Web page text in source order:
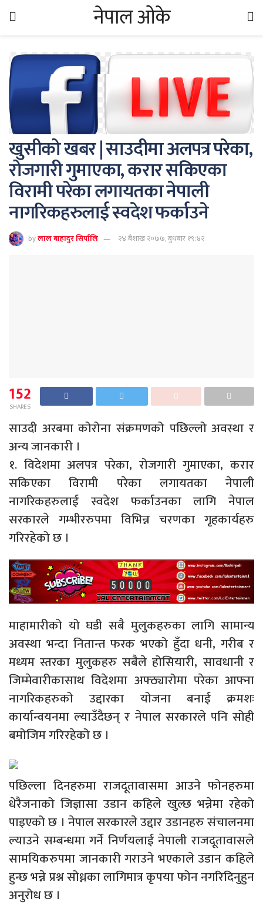
नेपाल ओके
खुसीको खबर | साउदीमा अलपत्र परेका,
रोजगारी गुमाएका, करार सकिएका
विरामी परेका लगायतका नेपाली
नागरिकहरुलाई स्वदेश फर्काउने
byलाल बाहादुर सिर्पालि २४ बैशाख २०७७, बुधबार १९:४२
152
SHARES
साउदी अरबमा कोरोना संक्रमणको पछिल्लो अवस्था र
अन्य जानकारी ।
१. विदेशमा अलपत्र परेका, रोजगारी गुमाएका, करार
सकिएका विरामी परेका लगायतका नेपाली
नागरिकहरुलाई स्वदेश फर्काउनका लागि नेपाल
सरकारले गम्भीररुपमा विभिन्न चरणका गृहकार्यहरु
गरिरहेको छ ।
माहामारीको यो घडी सबै मुलुकहरुका लागि सामान्य
अवस्था भन्दा नितान्त फरक भएको हुँदा धनी, गरीब र
मध्यम स्तरका मुलुकहरु सबैले होसियारी, सावधानी र
जिम्मेवारीकासाथ विदेशमा अफ्ठ्यारोमा परेका आफ्ना
नागरिकहरुको उद्दारका योजना बनाई क्रमशः
कार्यान्वयनमा ल्याउँदैछन् र नेपाल सरकारले पनि सोही
बमोजिम गरिरहेको छ ।
पछिल्ला दिनहरुमा राजदूतावासमा आउने फोनहरुमा
धेरैजनाको जिज्ञासा उडान कहिले खुल्छ भन्नेमा रहेको
पाइएको छ । नेपाल सरकारले उद्दार उडानहरु संचालनमा
ल्याउने सम्बन्धमा गर्ने निर्णयलाई नेपाली राजदूतावासले
सामयिकरुपमा जानकारी गराउने भएकाले उडान कहिले
हुन्छ भन्ने प्रश्न सोध्नका लागिमात्र कृपया फोन नगरिदिनुहुन
अनुरोध छ ।